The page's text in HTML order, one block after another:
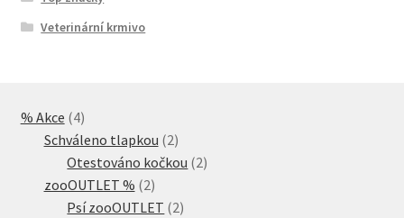
Veterinární krmivo
% Akce 44
produkty
Schváleno tlapkou 22
produkty
Otestováno kočkou 22
zooOUTLET % 22
produkty
Psí zooOUTLET 22